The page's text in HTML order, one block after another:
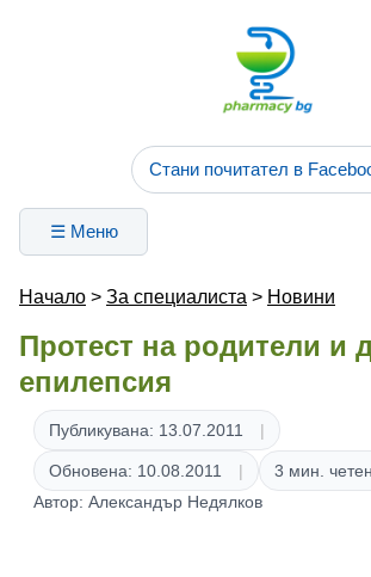
Стани почитател в
☰ Меню
Начало > За специалиста > Новини
Протест на родители и
епилепсия
Публикувана: 13.07.2011
Обновена: 10.08.2011
3 мин.
Автор: Александър Недялков